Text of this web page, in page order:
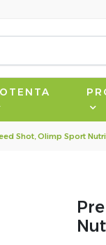
Shot, Olimp Sport